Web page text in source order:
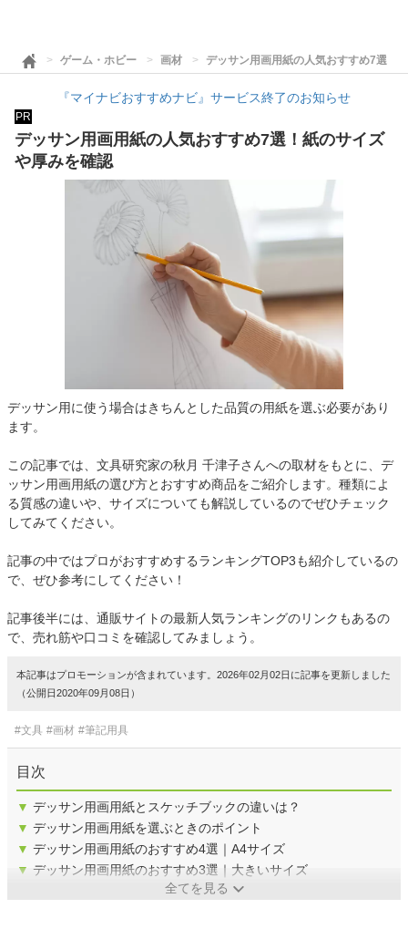
ゲーム・ホビー 画材 デッサン用画用紙の人気おすすめ7選！
『マイナビおすすめナビ』サービス終了のお知らせ
PR
デッサン用画用紙の人気おすすめ7選！紙のサイズ
や厚みを確認
デッサン用に使う場合はきちんとした品質の用紙を選ぶ必要があり
ます。
この記事では、文具研究家の秋月 千津子さんへの取材をもとに、デ
ッサン用画用紙の選び方とおすすめ商品をご紹介します。種類によ
る質感の違いや、サイズについても解説しているのでぜひチェック
してみてください。
記事の中ではプロがおすすめするランキングTOP3も紹介しているの
で、ぜひ参考にしてください！
記事後半には、通販サイトの最新人気ランキングのリンクもあるの
で、売れ筋や口コミを確認してみましょう。
本記事はプロモーションが含まれています。2026年02月02日に記事を更新しました
（公開日2020年09月08日）
#文具 #画材 #筆記用具
目次
▼ デッサン用画用紙とスケッチブックの違いは？
▼ デッサン用画用紙を選ぶときのポイント
▼ デッサン用画用紙のおすすめ4選｜A4サイズ
▼ デッサン用画用紙のおすすめ3選｜大きいサイズ
全てを見る